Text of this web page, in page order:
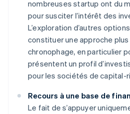
nombreuses startup ont du
pour susciter l’intérêt des
L’exploration d’autres
constituer une approche
chronophage, en particulier
présentent un profil
pour les sociétés de capital-
Recours à une base de
Le fait de s’appuyer